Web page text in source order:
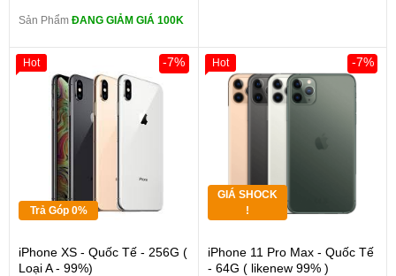
Sản Phẩm ĐANG GIẢM GIÁ 100K
Trả Góp 0%
iPhone XS - Quốc Tế - 256G (
Loại A - 99%)
-7%
Hot
GIÁ SHOCK
!
iPhone 11 Pro Max - Quốc Tế
- 64G ( likenew 99% )
-7%
Hot